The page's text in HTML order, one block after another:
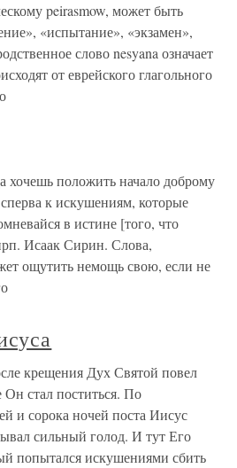
peirasmow, может быть
«испытание», «экзамен»,
слово nesyana означает
от еврейского глагольного
хочешь положить начало доброму
к искушениям, которые
в истине [того, что
Исаак Сирин. Слова,
ощутить немощь свою, если не
крещения Дух Святой повел
стал поститься. По
и сорока ночей поста Иисус
сильный голод. И тут Его
попытался искушениями сбить